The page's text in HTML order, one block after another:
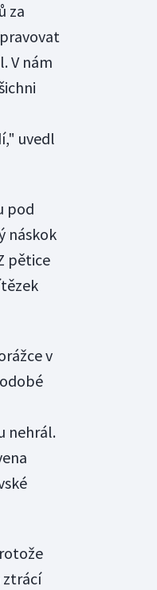
za
V nám
uvedl
pod
náskok
pětice
v
nehrál.
ztrácí